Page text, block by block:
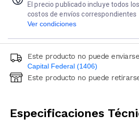
El precio publicado incluye todos
costos de envíos correspondientes
Ver condiciones
Este producto no puede
Capital Federal (1406)
Ingresá código postal (sólo números)
Este producto no puede
Especificaciones